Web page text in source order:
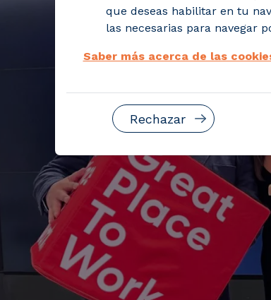
que deseas habilitar en tu
las necesarias para navegar
Saber más acerca de las
Rechazar